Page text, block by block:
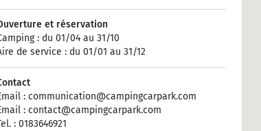
et réservation
: du 01/04 au 31/10
de service : du 01/01 au 31/12
: communication@campingcarpark.com
: contact@campingcarpark.com
: 0183646921